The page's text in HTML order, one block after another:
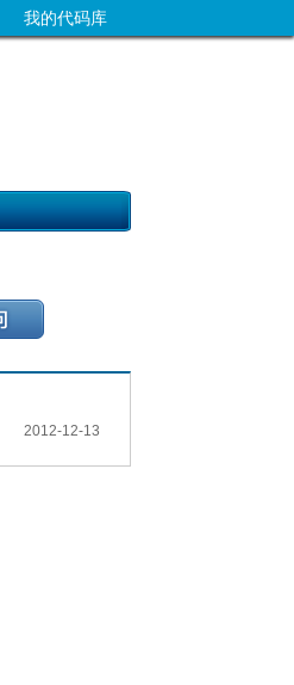
我的代码库
2012-12-13